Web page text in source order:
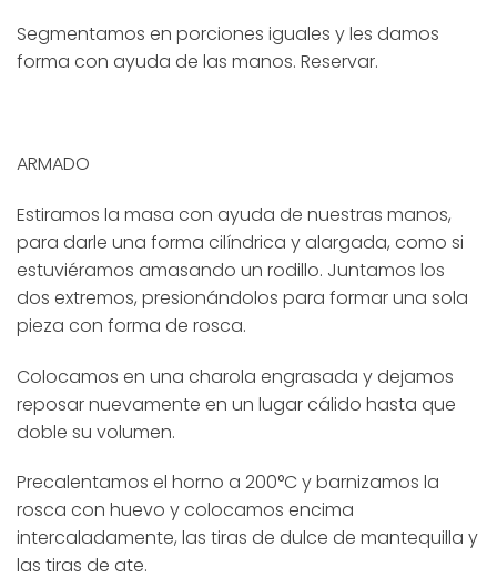
Segmentamos en porciones iguales y les damos
forma con ayuda de las manos. Reservar.
ARMADO
Estiramos la masa con ayuda de nuestras manos,
para darle una forma cilíndrica y alargada, como si
estuviéramos amasando un rodillo. Juntamos los
dos extremos, presionándolos para formar una sola
pieza con forma de rosca.
Colocamos en una charola engrasada y dejamos
reposar nuevamente en un lugar cálido hasta que
doble su volumen.
Precalentamos el horno a 200°C y barnizamos la
rosca con huevo y colocamos encima
intercaladamente, las tiras de dulce de mantequilla y
las tiras de ate.